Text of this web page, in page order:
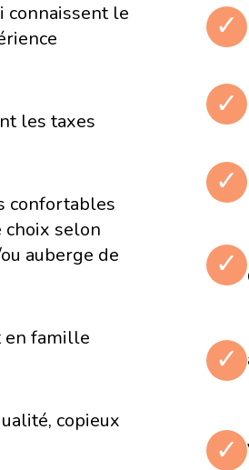
en pleine
sont vertes, la
une traversée
des fèves de
connaissent le
les taxes
confortables
choix selon
auberge de
en famille
copieux
✓
✓
✓
✓
✓
✓